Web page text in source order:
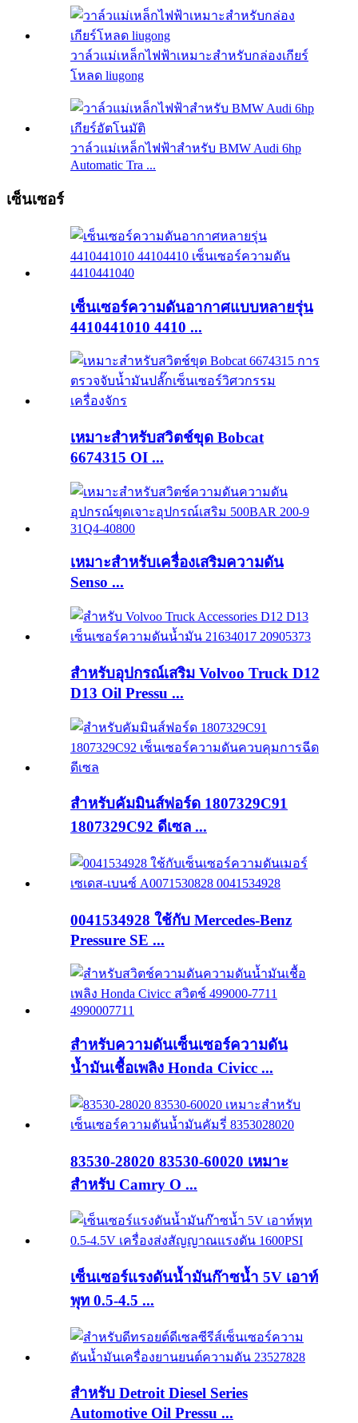
วาล์วแม่เหล็กไฟฟ้าเหมาะสำหรับกล่องเกียร์
โหลด liugong
วาล์วแม่เหล็กไฟฟ้าสำหรับ BMW Audi 6hp
Automatic Tra ...
เซ็นเซอร์
เซ็นเซอร์ความดันอากาศแบบหลายรุ่น
4410441010 4410 ...
เหมาะสำหรับสวิตช์ขุด Bobcat
6674315 OI ...
เหมาะสำหรับเครื่องเสริมความดัน
Senso ...
สำหรับอุปกรณ์เสริม Volvoo Truck D12
D13 Oil Pressu ...
สำหรับคัมมินส์ฟอร์ด 1807329C91
1807329C92 ดีเซล ...
0041534928 ใช้กับ Mercedes-Benz
Pressure SE ...
สำหรับความดันเซ็นเซอร์ความดัน
น้ำมันเชื้อเพลิง Honda Civicc ...
83530-28020 83530-60020 เหมาะ
สำหรับ Camry O ...
เซ็นเซอร์แรงดันน้ำมันก๊าซน้ำ 5V เอาท์
พุท 0.5-4.5 ...
สำหรับ Detroit Diesel Series
Automotive Oil Pressu ...